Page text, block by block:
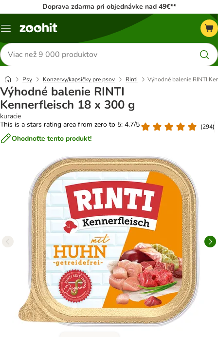
Doprava zdarma pri objednávke nad 49€**
Kategórie
Hľadať
produkty
Psy Konzervy/kapsičky pre psov Rinti Výhodné balenie RINTI
Výhodné balenie RINTI
Kennerfleisch 18 x 300 g
kuracie
This is a stars rating area from zero to 5: 4.7/5
(294)
Ohodnoťte tento produkt!